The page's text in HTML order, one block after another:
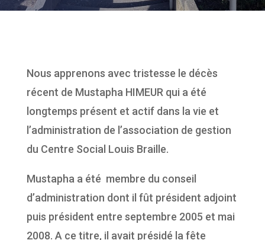
Nous apprenons avec tristesse le décès
récent de Mustapha HIMEUR qui a été
longtemps présent et actif dans la vie et
l’administration de l’association de gestion
du Centre Social Louis Braille.
Mustapha a été membre du conseil
d’administration dont il fût président adjoint
puis président entre septembre 2005 et mai
2008. A ce titre, il avait présidé la fête